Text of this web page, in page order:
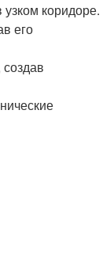
коридоре.
его